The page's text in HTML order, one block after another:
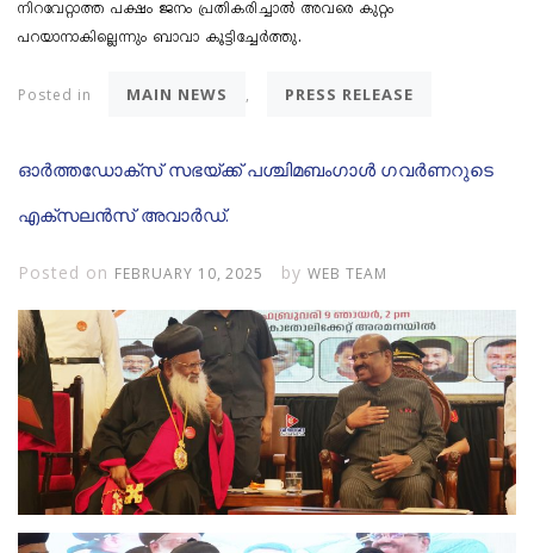
നിറവേറ്റാത്ത പക്ഷം ജനം പ്രതികരിച്ചാൽ അവരെ കുറ്റം
പറയാനാകില്ലെന്നും ബാവാ കൂട്ടിച്ചേർത്തു.
Posted in MAIN NEWS , PRESS RELEASE
ഓർത്തഡോക്സ് സഭയ്ക്ക് പശ്ചിമബം​ഗാൾ ​ഗവർണറുടെ
എക്സലൻസ് അവാർഡ്.
Posted on FEBRUARY 10, 2025 byWEB TEAM